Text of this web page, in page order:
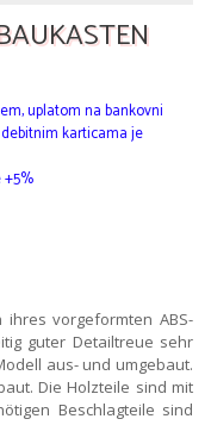
uplatom na bankovni
karticama je
vorgeformten ABS-
guter Detailtreue sehr
aus- und umgebaut.
Die Holzteile sind mit
Beschlagteile sind